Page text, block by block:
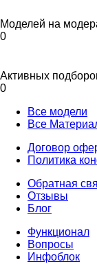
Моделей на
0
Активных
0
Все модели
Все
Договор
Политика
Обратная
Отзывы
Блог
Функционал
Вопросы
Инфоблок